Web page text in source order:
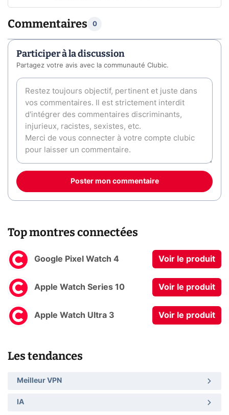
Commentaires 0
Participer à la discussion
Partagez votre avis avec la communauté Clubic.
Poster mon commentaire
Top montres connectées
Google Pixel Watch 4 Voir le produit
Apple Watch Series 10 Voir le produit
Apple Watch Ultra 3 Voir le produit
Les tendances
Meilleur VPN
IA